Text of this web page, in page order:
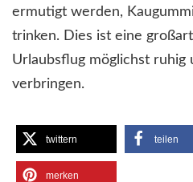
ermutigt werden,
trinken. Dies ist eine
Urlaubsflug möglichst ruhig
verbringen.
twittern teilen
merken